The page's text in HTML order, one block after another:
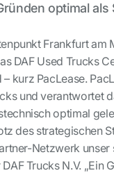
optimal als
Frankfurt am
DAF Used Trucks
kurz PacLease.
und verantwortet
optimal
des strategischen
Netzwerk unser
Trucks N.V. „Ein